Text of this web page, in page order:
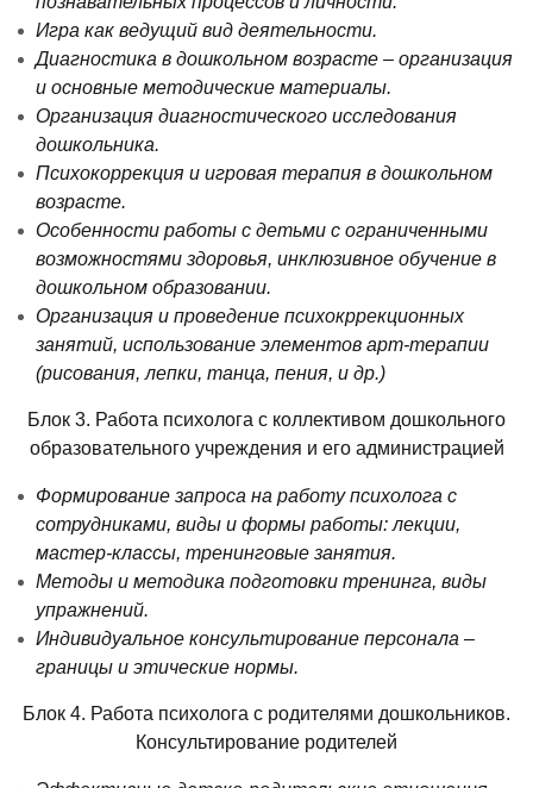
Игра как ведущий вид деятельности.
Диагностика в дошкольном возрасте – организация
и основные методические материалы.
Организация диагностического исследования
дошкольника.
Психокоррекция и игровая терапия в дошкольном
возрасте.
Особенности работы с детьми с ограниченными
возможностями здоровья, инклюзивное обучение в
дошкольном образовании.
Организация и проведение психокррекционных
занятий, использование элементов арт-терапии
(рисования, лепки, танца, пения, и др.)
Блок 3. Работа психолога с коллективом дошкольного
образовательного учреждения и его администрацией
Формирование запроса на работу психолога с
сотрудниками, виды и формы работы: лекции,
мастер-классы, тренинговые занятия.
Методы и методика подготовки тренинга, виды
упражнений.
Индивидуальное консультирование персонала –
границы и этические нормы.
Блок 4. Работа психолога с родителями дошкольников.
Консультирование родителей